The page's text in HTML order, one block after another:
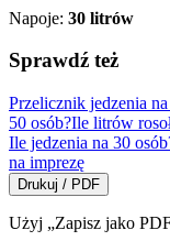
Napoje: 30 litrów
Sprawdź też
Przelicznik jedzenia
50 osób?Ile litrów
Ile jedzenia na 30
na imprezę
Drukuj / PDF
Użyj „Zapisz jako